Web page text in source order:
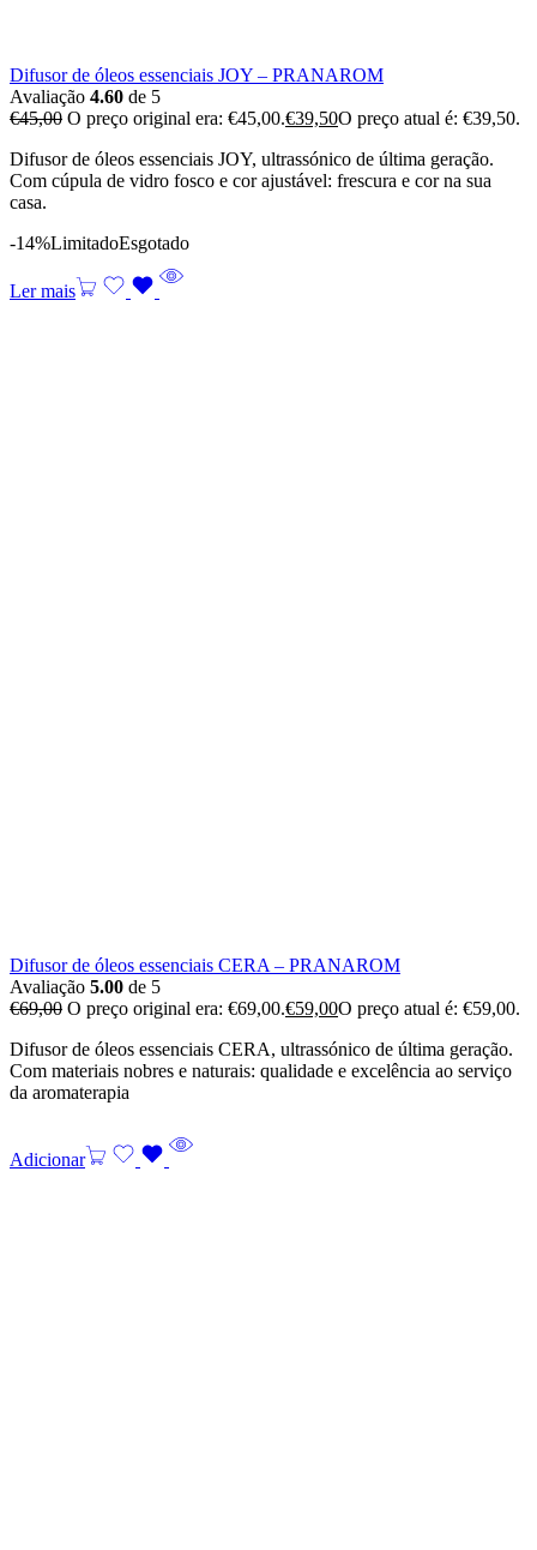
Difusor de óleos essenciais JOY – PRANAROM
Avaliação 4.60 de 5
€45,00 O preço original era: €45,00.€39,50O preço atual é: €39,50.
Difusor de óleos essenciais JOY, ultrassónico de última geração.
Com cúpula de vidro fosco e cor ajustável: frescura e cor na sua
casa.
-14%LimitadoEsgotado
Ler mais
Difusor de óleos essenciais CERA – PRANAROM
Avaliação 5.00 de 5
€69,00 O preço original era: €69,00.€59,00O preço atual é: €59,00.
Difusor de óleos essenciais CERA, ultrassónico de última geração.
Com materiais nobres e naturais: qualidade e excelência ao serviço
da aromaterapia
Adicionar